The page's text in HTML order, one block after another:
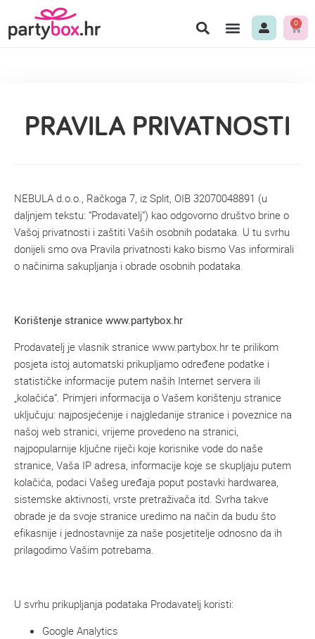
0
PRAVILA PRIVATNOSTI
NEBULA d.o.o., Račkoga 7, iz Split, OIB 32070048891 (u
daljnjem tekstu: “Prodavatelj“) kao odgovorno društvo brine o
Vašoj privatnosti i zaštiti Vaših osobnih podataka. U tu svrhu
donijeli smo ova Pravila privatnosti kako bismo Vas informirali
o načinima sakupljanja i obrade osobnih podataka.
Korištenje stranice www.partybox.hr
Prodavatelj je vlasnik stranice www.partybox.hr te prilikom
posjeta istoj automatski prikupljamo određene podatke i
statističke informacije putem naših Internet servera ili
„kolačića“. Primjeri informacija o Vašem korištenju stranice
uključuju: najposjećenije i najgledanije stranice i poveznice na
našoj web stranici, vrijeme provedeno na stranici,
najpopularnije ključne riječi koje korisnike vode do naše
stranice, Vaša IP adresa, informacije koje se skupljaju putem
kolačića, podaci Vašeg uređaja poput postavki hardwarea,
sistemske aktivnosti, vrste pretraživača itd. Svrha takve
obrade je da svoje stranice uredimo na način da budu što
efikasnije i jednostavnije za naše posjetitelje odnosno da ih
prilagodimo Vašim potrebama.
U svrhu prikupljanja podataka Prodavatelj koristi:
Google Analytics